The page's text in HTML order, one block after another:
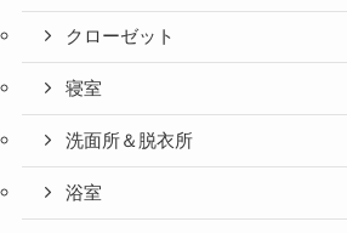
クローゼット
寝室
洗面所＆脱衣所
浴室